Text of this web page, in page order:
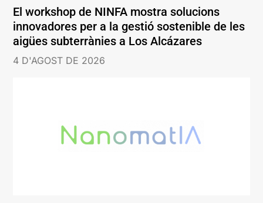
El workshop de NINFA mostra solucions
innovadores per a la gestió sostenible de les
aigües subterrànies a Los Alcázares
4 D'AGOST DE 2026